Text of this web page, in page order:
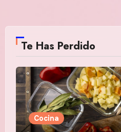
Te Has Perdido
Cocina